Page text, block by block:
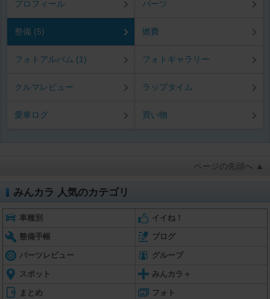
プロフィール パーツ
整備 (5) 燃費
フォトアルバム (1) フォトギャラリー
クルマレビュー ラップタイム
愛車ログ 買い物
ページの先頭へ ▲
みんカラ 人気のカテゴリ
車種別 イイね！
整備手帳 ブログ
パーツレビュー グループ
スポット みんカラ＋
まとめ フォト